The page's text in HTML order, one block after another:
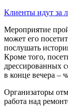
Клиенты идут за
Мероприятие
может его
послушать
Кроме того,
дрессированных
в конце вечера –
Организаторы
работа над